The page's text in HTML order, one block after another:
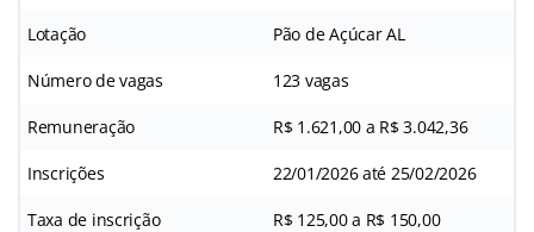
Lotação Pão de Açúcar AL
Número de vagas 123 vagas
Remuneração R$ 1.621,00 a R$ 3.042,36
Inscrições 22/01/2026 até 25/02/2026
Taxa de inscrição R$ 125,00 a R$ 150,00